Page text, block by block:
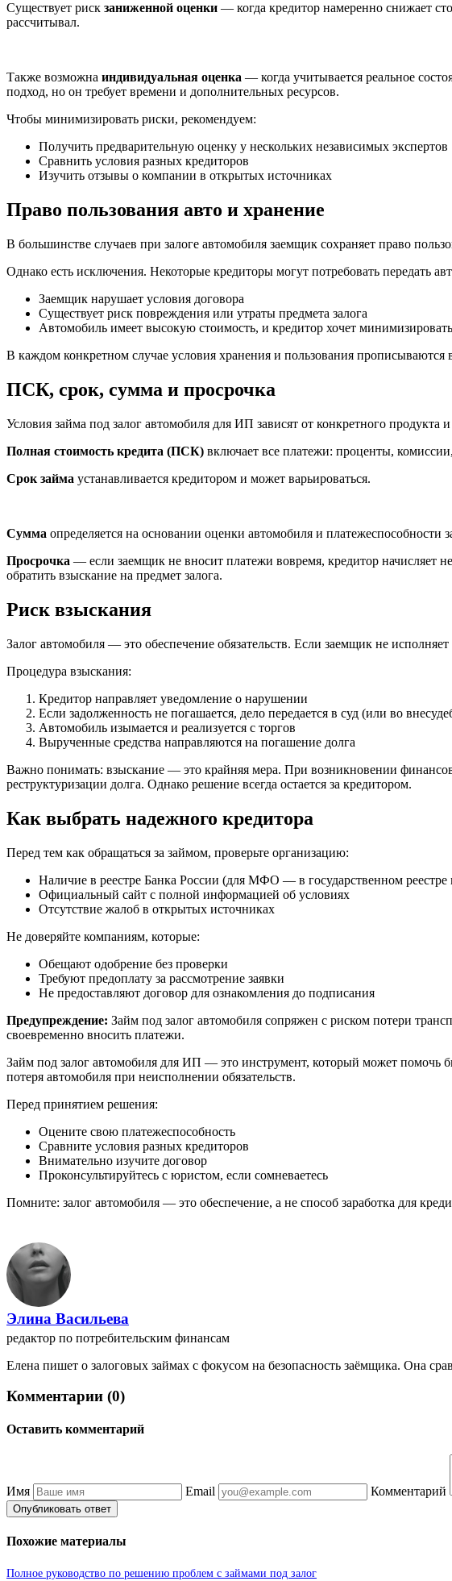
Существует риск заниженной оценки — когда кредитор намеренно снижает
рассчитывал.
Также возможна индивидуальная оценка — когда учитывается реальное
подход, но он требует времени и дополнительных ресурсов.
Чтобы минимизировать риски, рекомендуем:
Получить предварительную оценку у нескольких независимых экспертов
Сравнить условия разных кредиторов
Изучить отзывы о компании в открытых источниках
Право пользования авто и хранение
В большинстве случаев при залоге автомобиля заемщик сохраняет право
Однако есть исключения. Некоторые кредиторы могут потребовать передать
Заемщик нарушает условия договора
Существует риск повреждения или утраты предмета залога
Автомобиль имеет высокую стоимость, и кредитор хочет
В каждом конкретном случае условия хранения и пользования прописываются
ПСК, срок, сумма и просрочка
Условия займа под залог автомобиля для ИП зависят от конкретного
Полная стоимость кредита (ПСК) включает все платежи: проценты,
Срок займа устанавливается кредитором и может варьироваться.
Сумма определяется на основании оценки автомобиля и платежеспособности
Просрочка — если заемщик не вносит платежи вовремя, кредитор начисляет
обратить взыскание на предмет залога.
Риск взыскания
Залог автомобиля — это обеспечение обязательств. Если заемщик не
Процедура взыскания:
Кредитор направляет уведомление о нарушении
Если задолженность не погашается, дело передается в суд (или во
Автомобиль изымается и реализуется с торгов
Вырученные средства направляются на погашение долга
Важно понимать: взыскание — это крайняя мера. При возникновении
реструктуризации долга. Однако решение всегда остается за кредитором.
Как выбрать надежного кредитора
Перед тем как обращаться за займом, проверьте организацию:
Наличие в реестре Банка России (для МФО — в государственном
Официальный сайт с полной информацией об условиях
Отсутствие жалоб в открытых источниках
Не доверяйте компаниям, которые:
Обещают одобрение без проверки
Требуют предоплату за рассмотрение заявки
Не предоставляют договор для ознакомления до подписания
Предупреждение: Займ под залог автомобиля сопряжен с риском потери
своевременно вносить платежи.
Займ под залог автомобиля для ИП — это инструмент, который может помочь
потеря автомобиля при неисполнении обязательств.
Перед принятием решения:
Оцените свою платежеспособность
Сравните условия разных кредиторов
Внимательно изучите договор
Проконсультируйтесь с юристом, если сомневаетесь
Помните: залог автомобиля — это обеспечение, а не способ заработка для
Элина Васильева
редактор по потребительским финансам
Елена пишет о залоговых займах с фокусом на безопасность заёмщика. Она
Комментарии (0)
Оставить комментарий
Имя Email Комментарий
Опубликовать ответ
Похожие материалы
Полное руководство по решению проблем с займами под залог